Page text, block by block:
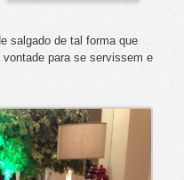
salgado de tal forma que
para se servissem e